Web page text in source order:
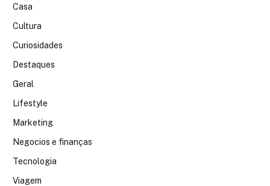
Casa
Cultura
Curiosidades
Destaques
Geral
Lifestyle
Marketing
Negocios e finanças
Tecnologia
Viagem